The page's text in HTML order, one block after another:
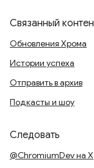
Связанный
Обновления Хрома
Истории успеха
Отправить в архив
Подкасты и шоу
Следовать
@ChromiumDev на X